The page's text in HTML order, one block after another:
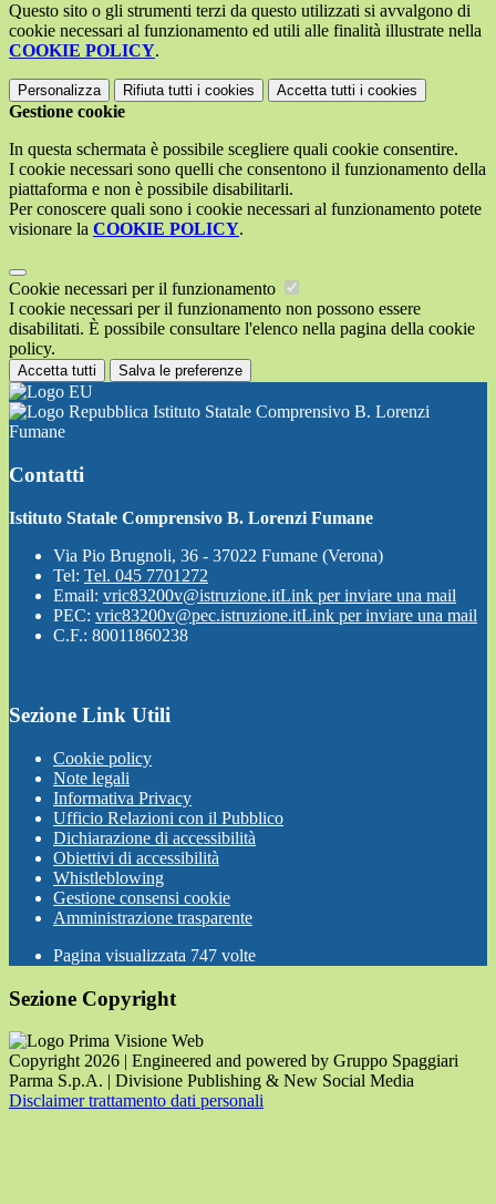
Questo sito o gli strumenti terzi da questo utilizzati si avvalgono di
cookie necessari al funzionamento ed utili alle finalità illustrate nella
COOKIE POLICY.
Personalizza Rifiuta tutti i cookies Accetta tutti i cookies
Gestione cookie
In questa schermata è possibile scegliere quali cookie consentire.
I cookie necessari sono quelli che consentono il funzionamento della
piattaforma e non è possibile disabilitarli.
Per conoscere quali sono i cookie necessari al funzionamento potete
visionare la COOKIE POLICY.
Cookie necessari per il funzionamento
I cookie necessari per il funzionamento non possono essere
disabilitati. È possibile consultare l'elenco nella pagina della cookie
policy.
Accetta tutti Salva le preferenze
Istituto Statale Comprensivo B. Lorenzi
Fumane
Contatti
Istituto Statale Comprensivo B. Lorenzi Fumane
Via Pio Brugnoli, 36 - 37022 Fumane (Verona)
Tel: Tel. 045 7701272
Email: vric83200v@istruzione.itLink per inviare una mail
PEC: vric83200v@pec.istruzione.itLink per inviare una mail
C.F.: 80011860238
Sezione Link Utili
Cookie policy
Note legali
Informativa Privacy
Ufficio Relazioni con il Pubblico
Dichiarazione di accessibilità
Obiettivi di accessibilità
Whistleblowing
Gestione consensi cookie
Amministrazione trasparente
Pagina visualizzata 747 volte
Sezione Copyright
Copyright 2026 | Engineered and powered by Gruppo Spaggiari
Parma S.p.A. | Divisione Publishing & New Social Media
Disclaimer trattamento dati personali